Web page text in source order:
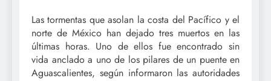
Las tormentas que asolan la costa del Pacífico y el
norte de México han dejado tres muertos en las
últimas horas. Uno de ellos fue encontrado sin
vida anclado a uno de los pilares de un puente en
Aguascalientes, según informaron las autoridades